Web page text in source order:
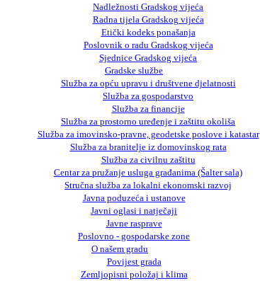
Nadležnosti Gradskog vijeća
Radna tijela Gradskog vijeća
Etički kodeks ponašanja
Poslovnik o radu Gradskog vijeća
Sjednice Gradskog vijeća
Gradske službe
Služba za opću upravu i društvene djelatnosti
Služba za gospodarstvo
Služba za financije
Služba za prostorno uređenje i zaštitu okoliša
Služba za imovinsko-pravne, geodetske poslove i katastar
Služba za branitelje iz domovinskog rata
Služba za civilnu zaštitu
Centar za pružanje usluga građanima (Šalter sala)
Stručna služba za lokalni ekonomski razvoj
Javna poduzeća i ustanove
Javni oglasi i natječaji
Javne rasprave
Poslovno - gospodarske zone
O našem gradu
Povijest grada
Zemljopisni položaj i klima